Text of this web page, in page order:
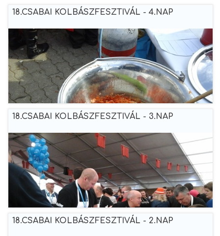
18.CSABAI KOLBÁSZFESZTIVÁL - 4.NAP
18.CSABAI KOLBÁSZFESZTIVÁL - 3.NAP
18.CSABAI KOLBÁSZFESZTIVÁL - 2.NAP